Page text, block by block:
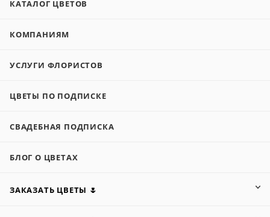
КАТАЛОГ ЦВЕТОВ
КОМПАНИЯМ
УСЛУГИ ФЛОРИСТОВ
ЦВЕТЫ ПО ПОДПИСКЕ
СВАДЕБНАЯ ПОДПИСКА
БЛОГ О ЦВЕТАХ
ЗАКАЗАТЬ ЦВЕТЫ 🌷